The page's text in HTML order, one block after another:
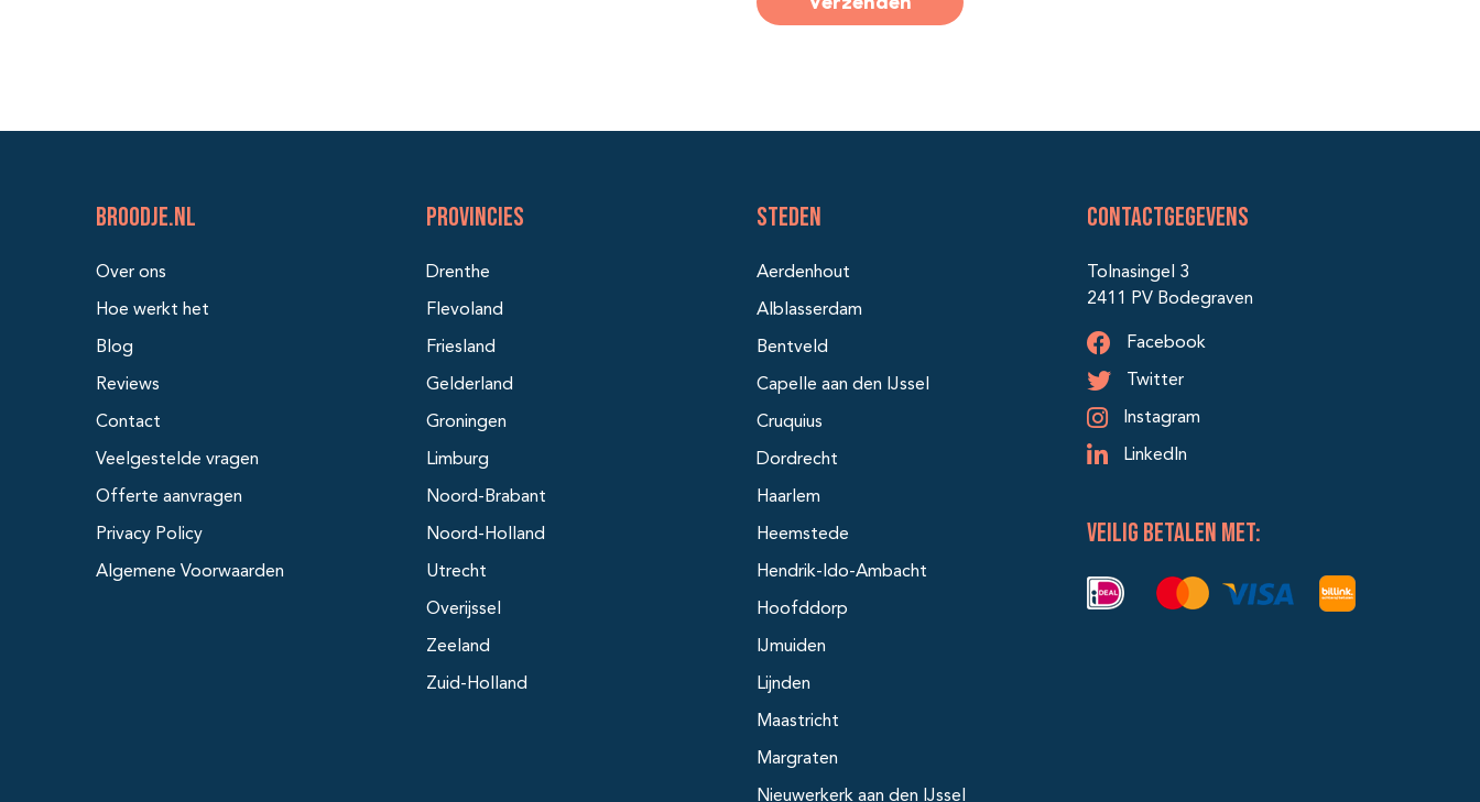
BROODJE.NL
Over ons
Hoe werkt het
Blog
Reviews
Contact
Veelgestelde vragen
Offerte aanvragen
Privacy Policy
Algemene Voorwaarden
Provincies
Drenthe
Flevoland
Friesland
Gelderland
Groningen
Limburg
Noord-Brabant
Noord-Holland
Utrecht
Overijssel
Zeeland
Zuid-Holland
Steden
Aerdenhout
Alblasserdam
Bentveld
Capelle aan den IJssel
Cruquius
Dordrecht
Haarlem
Heemstede
Hendrik-Ido-Ambacht
Hoofddorp
IJmuiden
Lijnden
Maastricht
Margraten
Nieuwerkerk aan den IJssel
Contactgegevens
Tolnasingel 3
2411 PV Bodegraven
Facebook
Twitter
Instagram
LinkedIn
veilig betalen met: